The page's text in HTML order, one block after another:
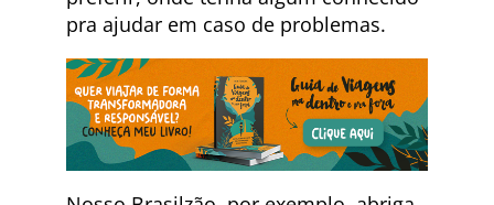
pra ajudar em caso de problemas.